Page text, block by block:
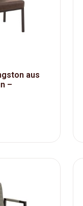
aus
–